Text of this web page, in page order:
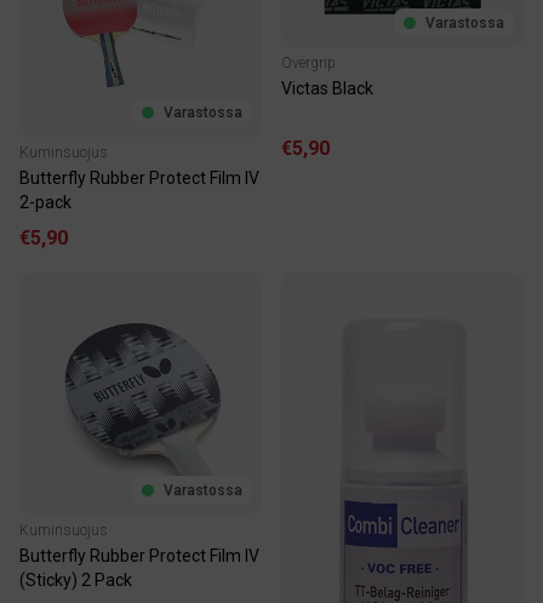
Varastossa
Kuminsuojus
Butterfly Rubber Protect Film IV
2-pack
€5,90
Varastossa
Overgrip
Victas Black
€5,90
Varastossa
Kuminsuojus
Butterfly Rubber Protect Film IV
(Sticky) 2 Pack